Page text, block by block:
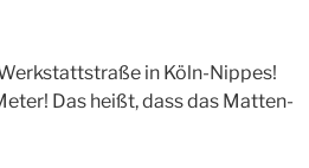
in Köln-Nippes!
Das heißt, dass das Matten-